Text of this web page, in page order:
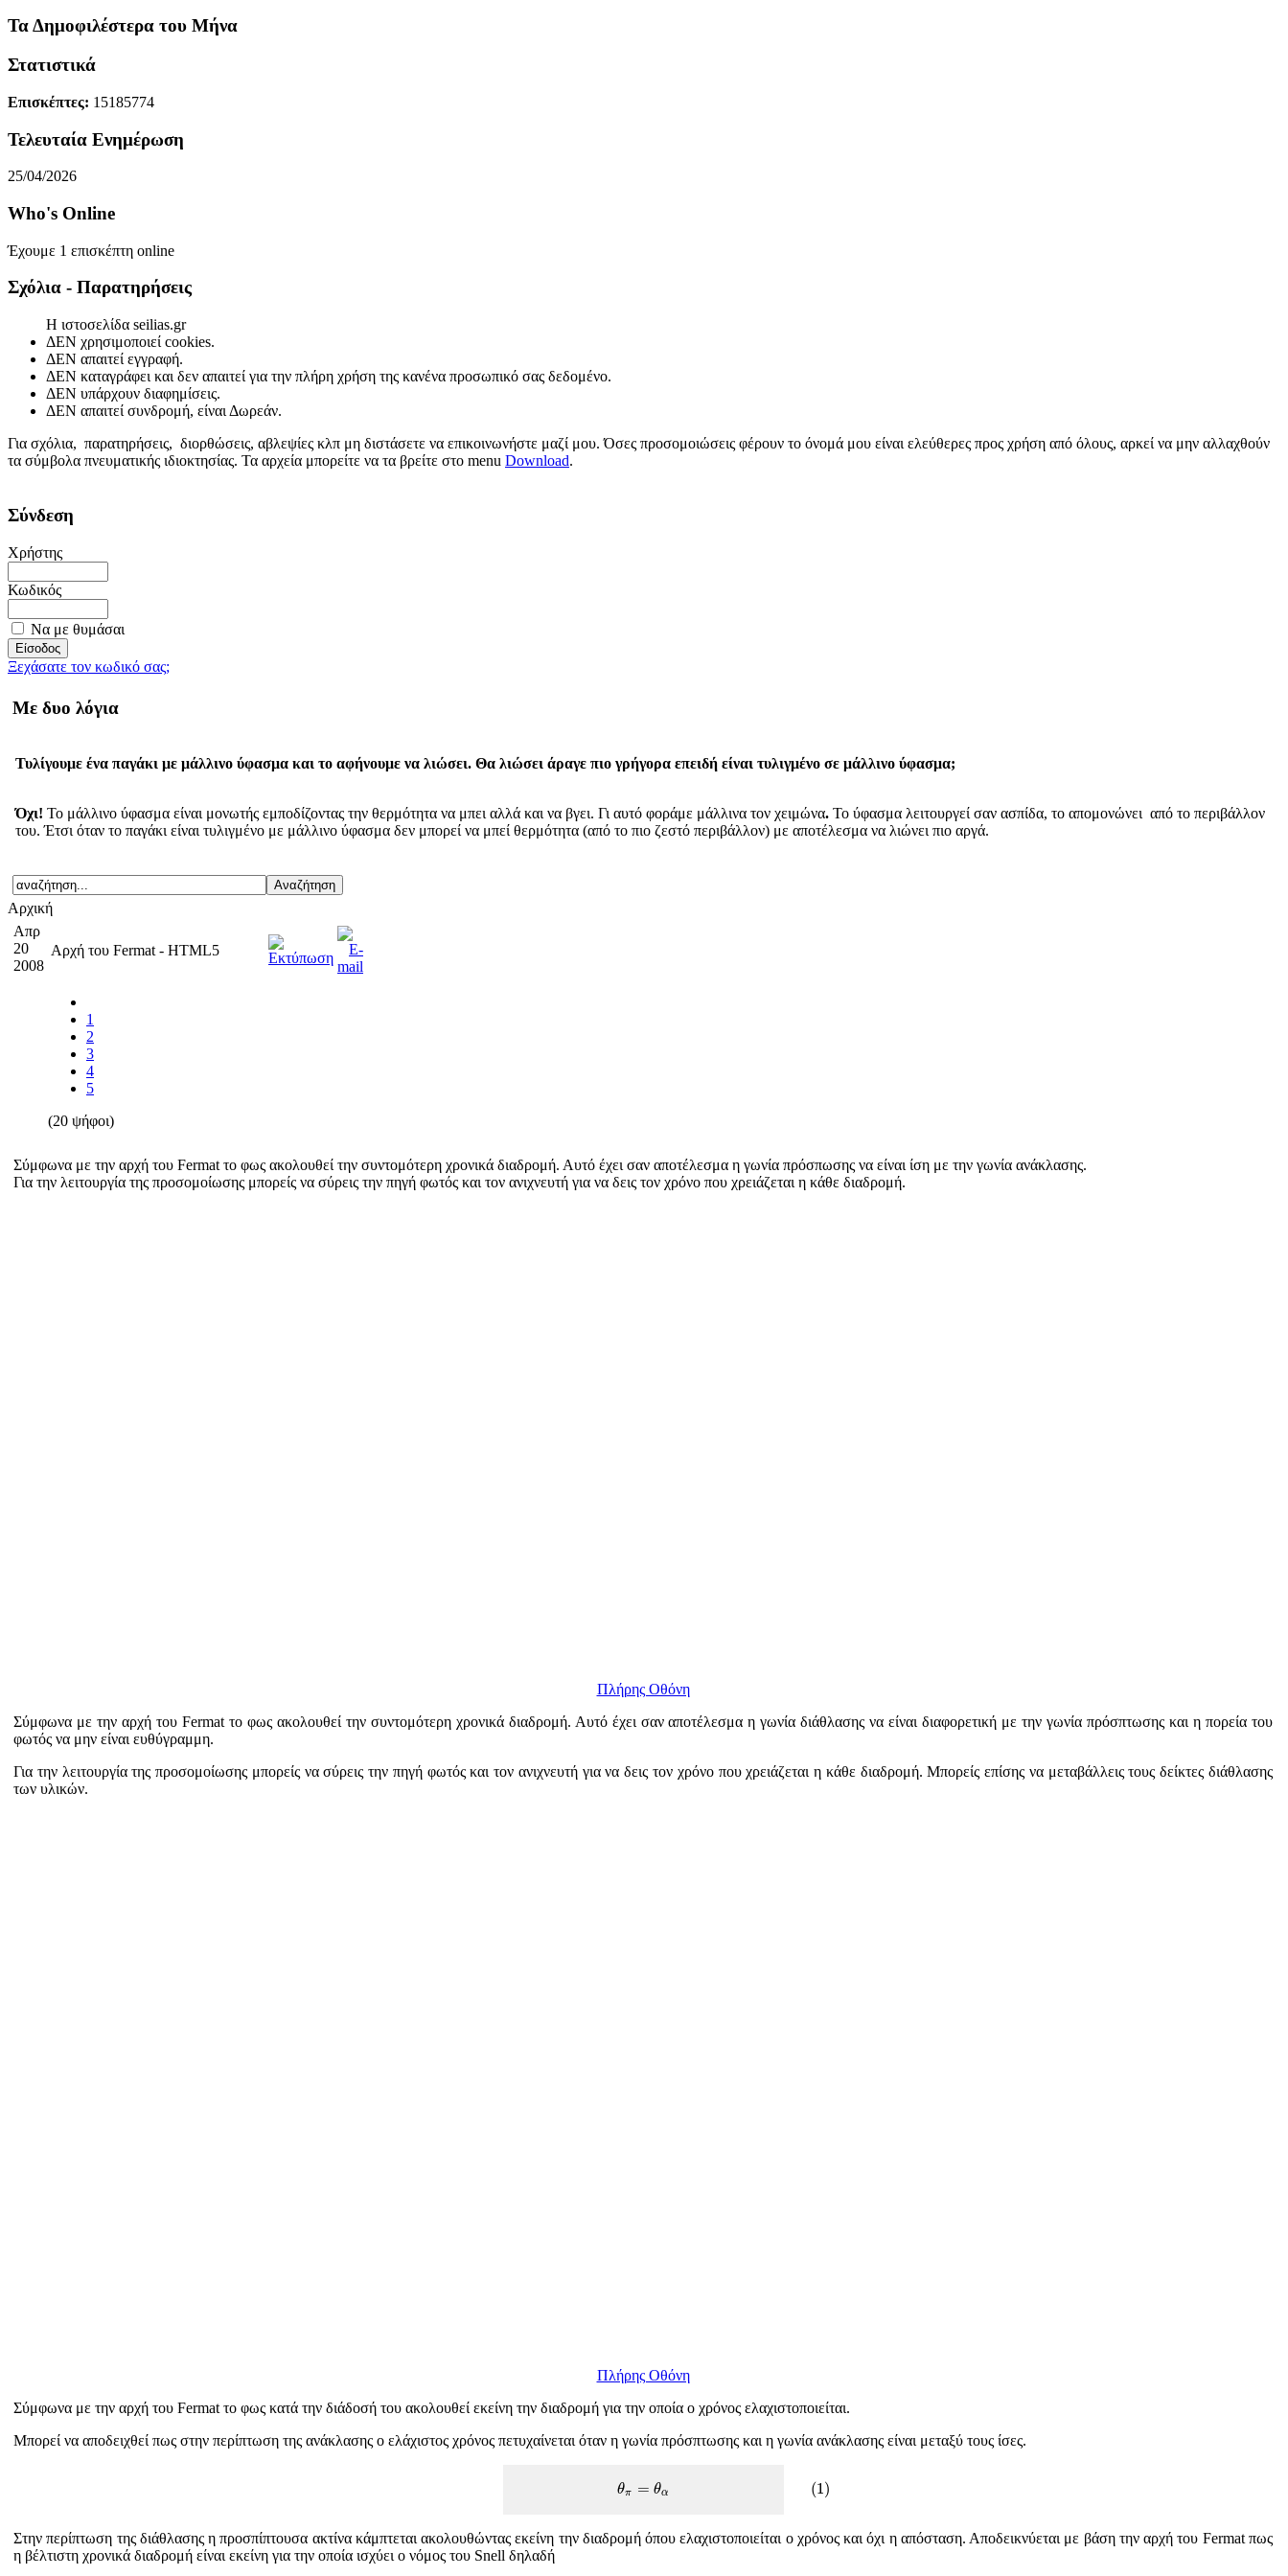
Τα Δημοφιλέστερα του Μήνα
Στατιστικά
Επισκέπτες: 15185774
Τελευταία Ενημέρωση
25/04/2026
Who's Online
Έχουμε 1 επισκέπτη online
Σχόλια - Παρατηρήσεις
Η ιστοσελίδα seilias.gr
ΔΕΝ χρησιμοποιεί cookies.
ΔΕΝ απαιτεί εγγραφή.
ΔΕΝ καταγράφει και δεν απαιτεί για την πλήρη χρήση της κανένα προσωπικό σας δεδομένο.
ΔΕΝ υπάρχουν διαφημίσεις.
ΔΕΝ απαιτεί συνδρομή, είναι Δωρεάν.
Για σχόλια, παρατηρήσεις, διορθώσεις, αβλεψίες κλπ μη διστάσετε να επικοινωνήστε μαζί μου. Όσες προσομοιώσεις φέρουν το όνομά μου είναι ελεύθερες προς χρήση από όλους, αρκεί να μην αλλαχθούν
τα σύμβολα πνευματικής ιδιοκτησίας. Τα αρχεία μπορείτε να τα βρείτε στο menu Download.
Σύνδεση
Χρήστης
Κωδικός
Να με θυμάσαι
Ξεχάσατε τον κωδικό σας;
Με δυο λόγια
Τυλίγουμε ένα παγάκι με μάλλινο ύφασμα και το αφήνουμε να λιώσει. Θα λιώσει άραγε πιο γρήγορα επειδή είναι τυλιγμένο σε μάλλινο ύφασμα;
Όχι! Το μάλλινο ύφασμα είναι μονωτής εμποδίζοντας την θερμότητα να μπει αλλά και να βγει. Γι αυτό φοράμε μάλλινα τον χειμώνα. Το ύφασμα λειτουργεί σαν ασπίδα, το απομονώνει από το περιβάλλον
του. Έτσι όταν το παγάκι είναι τυλιγμένο με μάλλινο ύφασμα δεν μπορεί να μπεί θερμότητα (από το πιο ζεστό περιβάλλον) με αποτέλεσμα να λιώνει πιο αργά.
Αρχική
Απρ
20
2008
Αρχή του Fermat - HTML5
1
2
3
4
5
(20 ψήφοι)
Σύμφωνα με την αρχή του Fermat το φως ακολουθεί την συντομότερη χρονικά διαδρομή. Αυτό έχει σαν αποτέλεσμα η γωνία πρόσπωσης να είναι ίση με την γωνία ανάκλασης.
Για την λειτουργία της προσομοίωσης μπορείς να σύρεις την πηγή φωτός και τον ανιχνευτή για να δεις τον χρόνο που χρειάζεται η κάθε διαδρομή.
Πλήρης Οθόνη
Σύμφωνα με την αρχή του Fermat το φως ακολουθεί την συντομότερη χρονικά διαδρομή. Αυτό έχει σαν αποτέλεσμα η γωνία διάθλασης να είναι διαφορετική με την γωνία πρόσπτωσης και η πορεία του
φωτός να μην είναι ευθύγραμμη.
Για την λειτουργία της προσομοίωσης μπορείς να σύρεις την πηγή φωτός και τον ανιχνευτή για να δεις τον χρόνο που χρειάζεται η κάθε διαδρομή. Μπορείς επίσης να μεταβάλλεις τους δείκτες διάθλασης
των υλικών.
Πλήρης Οθόνη
Σύμφωνα με την αρχή του Fermat το φως κατά την διάδοσή του ακολουθεί εκείνη την διαδρομή για την οποία ο χρόνος ελαχιστοποιείται.
Μπορεί να αποδειχθεί πως στην περίπτωση της ανάκλασης ο ελάχιστος χρόνος πετυχαίνεται όταν η γωνία πρόσπτωσης και η γωνία ανάκλασης είναι μεταξύ τους ίσες.
θπ = θα
θ θα (1 )
(1 )
Στην περίπτωση της διάθλασης η προσπίπτουσα ακτίνα κάμπτεται ακολουθώντας εκείνη την διαδρομή όπου ελαχιστοποιείται ο χρόνος και όχι η απόσταση. Αποδεικνύεται με βάση την αρχή του Fermat πως
η βέλτιστη χρονικά διαδρομή είναι εκείνη για την οποία ισχύει ο νόμος του Snell δηλαδή